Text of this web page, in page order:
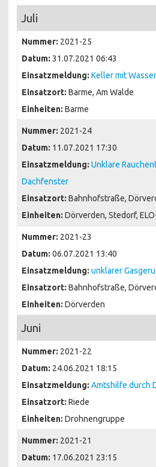
Juli
Nummer: 2021-25
Datum: 31.07.2021 06:43
Einsatzmeldung: Keller mit
Einsatzort: Barme, Am Walde
Einheiten: Barme
Nummer: 2021-24
Datum: 11.07.2021 17:30
Einsatzmeldung: Unklare
Dachfenster
Einsatzort: Bahnhofstraße,
Einheiten: Dörverden, Stedorf,
Nummer: 2021-23
Datum: 06.07.2021 13:40
Einsatzmeldung: unklarer
Einsatzort: Bahnhofstraße,
Einheiten: Dörverden
Juni
Nummer: 2021-22
Datum: 24.06.2021 18:15
Einsatzmeldung: Amtshilfe durch
Einsatzort: Riede
Einheiten: Drohnengruppe
Nummer: 2021-21
Datum: 17.06.2021 23:15